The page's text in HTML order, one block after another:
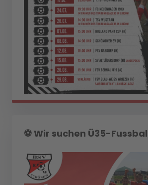
⚽️ Wir suchen Ü35-